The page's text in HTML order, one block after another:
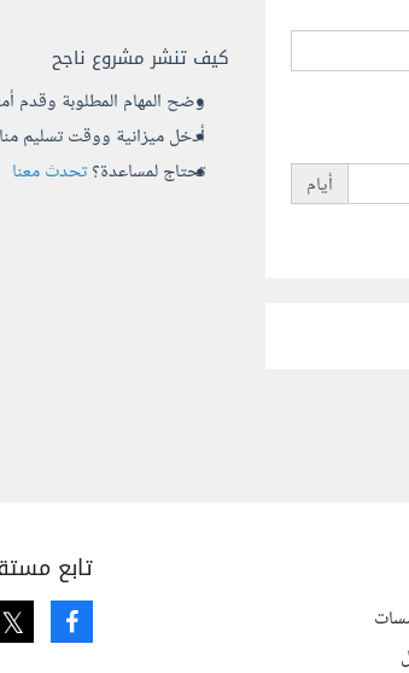
كيف تنشر مشروع ناجح
وضح المهام المطلوبة وقدم
أدخل ميزانية ووقت
تحتاج لمساعدة؟تحدث معنا
أيام
تابع